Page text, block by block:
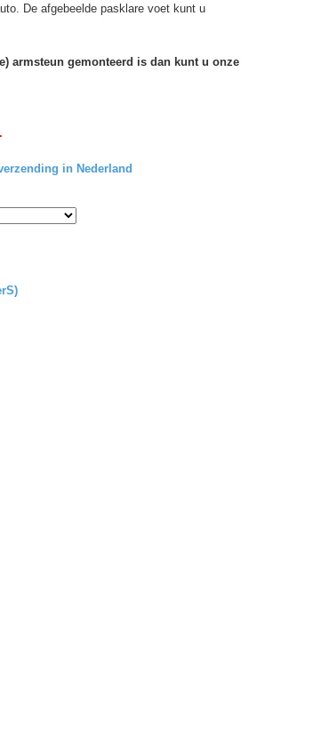
De afgebeelde pasklare voet kunt u
armsteun gemonteerd is dan kunt u onze
in Nederland